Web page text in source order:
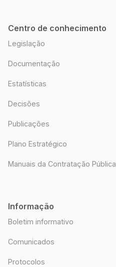
Centro de conhecimento
Legislação
Documentação
Estatísticas
Decisões
Publicações
Plano Estratégico
Manuais da Contratação Pública
Informação
Boletim informativo
Comunicados
Protocolos